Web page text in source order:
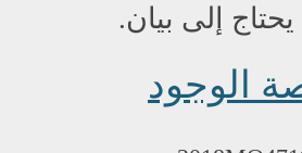
إلى بيان.
الوجود